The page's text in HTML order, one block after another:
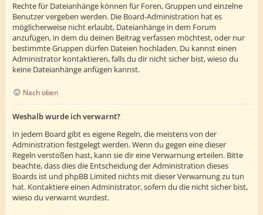
Rechte für Dateianhänge können für Foren, Gruppen und einzelne
Benutzer vergeben werden. Die Board-Administration hat es
möglicherweise nicht erlaubt, Dateianhänge in dem Forum
anzufügen, in dem du deinen Beitrag verfassen möchtest, oder nur
bestimmte Gruppen dürfen Dateien hochladen. Du kannst einen
Administrator kontaktieren, falls du dir nicht sicher bist, wieso du
keine Dateianhänge anfügen kannst.
Nach oben
Weshalb wurde ich verwarnt?
In jedem Board gibt es eigene Regeln, die meistens von der
Administration festgelegt werden. Wenn du gegen eine dieser
Regeln verstoßen hast, kann sie dir eine Verwarnung erteilen. Bitte
beachte, dass dies die Entscheidung der Administration dieses
Boards ist und phpBB Limited nichts mit dieser Verwarnung zu tun
hat. Kontaktiere einen Administrator, sofern du die nicht sicher bist,
wieso du verwarnt wurdest.